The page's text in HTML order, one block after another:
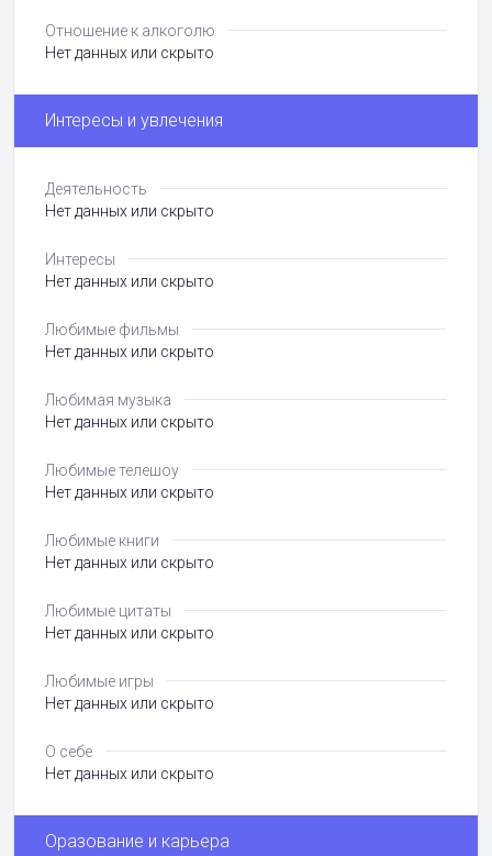
Отношение к алкоголю
Нет данных или скрыто
Интересы и увлечения
Деятельность
Нет данных или скрыто
Интересы
Нет данных или скрыто
Любимые фильмы
Нет данных или скрыто
Любимая музыка
Нет данных или скрыто
Любимые телешоу
Нет данных или скрыто
Любимые книги
Нет данных или скрыто
Любимые цитаты
Нет данных или скрыто
Любимые игры
Нет данных или скрыто
О себе
Нет данных или скрыто
Оразование и карьера